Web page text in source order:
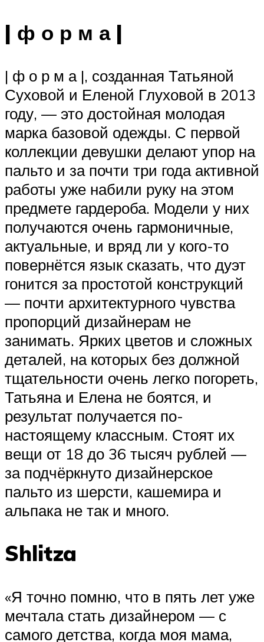
| ф о р м а |
| ф о р м а |, созданная Татьяной
Суховой и Еленой Глуховой в 2013
году, — это достойная молодая
марка базовой одежды. С первой
коллекции девушки делают упор на
пальто и за почти три года активной
работы уже набили руку на этом
предмете гардероба. Модели у них
получаются очень гармоничные,
актуальные, и вряд ли у кого-то
повернётся язык сказать, что дуэт
гонится за простотой конструкций
— почти архитектурного чувства
пропорций дизайнерам не
занимать. Ярких цветов и сложных
деталей, на которых без должной
тщательности очень легко погореть,
Татьяна и Елена не боятся, и
результат получается по-
настоящему классным. Стоят их
вещи от 18 до 36 тысяч рублей —
за подчёркнуто дизайнерское
пальто из шерсти, кашемира и
альпака не так и много.
Shlitza
«Я точно помню, что в пять лет уже
мечтала стать дизайнером — с
самого детства, когда моя мама,